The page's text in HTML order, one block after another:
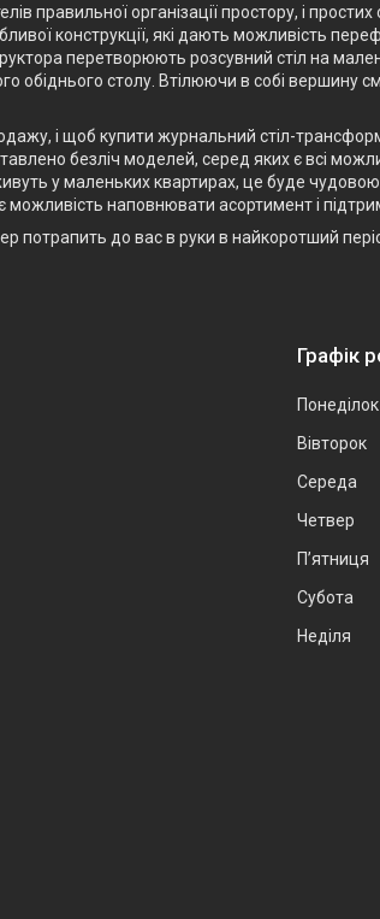
правильної організації простору, і
конструкції, які дають можливість
перетворюють розсувний стіл на
обіднього столу. Втілюючи в собі вершину
і щоб купити журнальний стіл-
безліч моделей, серед яких є всі
у маленьких квартирах, це буде
наповнювати асортимент і
до вас в руки в найкоротший
Графік
Понеділок
Вівторок
Середа
Четвер
Пʼятниця
Субота
Неділя